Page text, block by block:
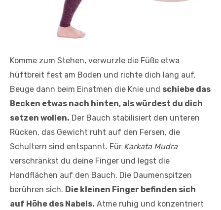
Komme zum Stehen, verwurzle die Füße etwa
hüftbreit fest am Boden und richte dich lang auf.
Beuge dann beim Einatmen die Knie und schiebe das
Becken etwas nach hinten, als würdest du dich
setzen wollen. Der Bauch stabilisiert den unteren
Rücken, das Gewicht ruht auf den Fersen, die
Schultern sind entspannt. Für Karkata Mudra
verschränkst du deine Finger und legst die
Handflächen auf den Bauch. Die Daumenspitzen
berühren sich. Die kleinen Finger befinden sich
auf Höhe des Nabels. Atme ruhig und konzentriert